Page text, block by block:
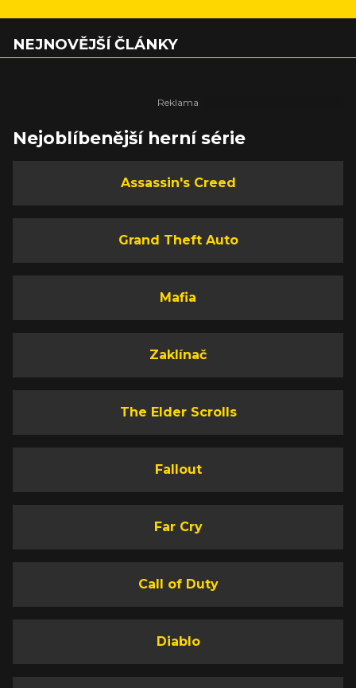
NEJNOVĚJŠÍ ČLÁNKY
Nejoblíbenější herní série
Assassin's Creed
Grand Theft Auto
Mafia
Zaklínač
The Elder Scrolls
Fallout
Far Cry
Call of Duty
Diablo